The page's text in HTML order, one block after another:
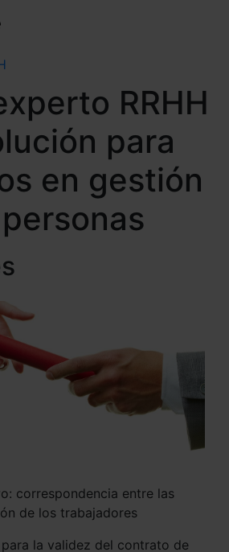
RRHH
para
en gestión
correspondencia entre las
de los trabajadores
la validez del contrato de